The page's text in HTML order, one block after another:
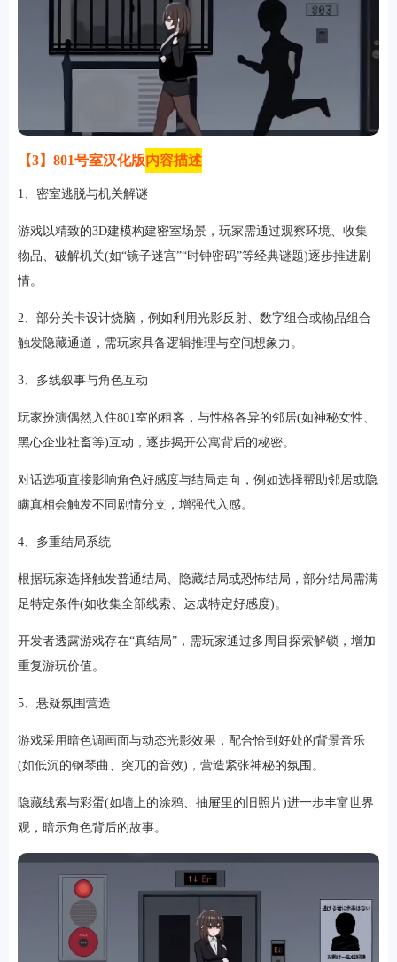
恋爱养成 沙盒模组 赛车竞速 策略塔防
街机格斗模拟经营 音乐游戏单机游戏
系统工具影音播放游戏辅助摄影美颜 办公商务 旅游出行
娱乐
新闻阅读考试学习AI软件 健康运动 生活购物 地图导航
【3】801号室汉化版内容描述
1、密室逃脱与机关解谜
游戏以精致的3D建模构建密室场景，玩家需通过观察环境、收集
物品、破解机关(如“镜子迷宫”“时钟密码”等经典谜题)逐步推进剧
情。
2、部分关卡设计烧脑，例如利用光影反射、数字组合或物品组合
触发隐藏通道，需玩家具备逻辑推理与空间想象力。
3、多线叙事与角色互动
玩家扮演偶然入住801室的租客，与性格各异的邻居(如神秘女性、
黑心企业社畜等)互动，逐步揭开公寓背后的秘密。
对话选项直接影响角色好感度与结局走向，例如选择帮助邻居或隐
瞒真相会触发不同剧情分支，增强代入感。
4、多重结局系统
根据玩家选择触发普通结局、隐藏结局或恐怖结局，部分结局需满
足特定条件(如收集全部线索、达成特定好感度)。
开发者透露游戏存在“真结局”，需玩家通过多周目探索解锁，增加
重复游玩价值。
5、悬疑氛围营造
游戏采用暗色调画面与动态光影效果，配合恰到好处的背景音乐
(如低沉的钢琴曲、突兀的音效)，营造紧张神秘的氛围。
隐藏线索与彩蛋(如墙上的涂鸦、抽屉里的旧照片)进一步丰富世界
观，暗示角色背后的故事。